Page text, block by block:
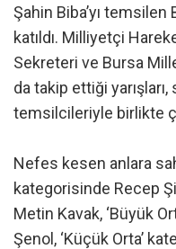
Şahin Biba’yı
katıldı. Milliyetçi
Sekreteri ve Bursa
da takip ettiği
temsilcileriyle birlikte
Nefes kesen anlara
kategorisinde Recep
Metin Kavak, ‘Büyük
Şenol, ‘Küçük Orta’